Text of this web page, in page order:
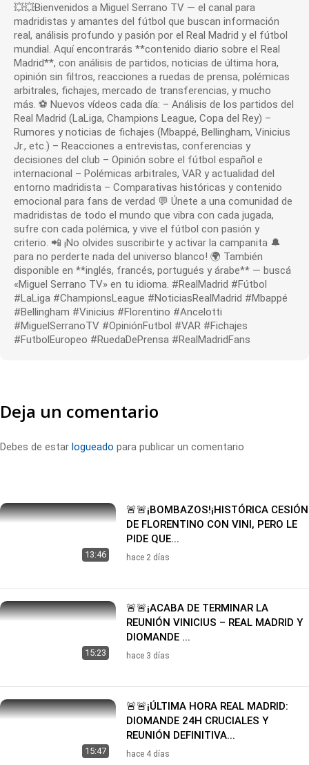
💥💥Bienvenidos a Miguel Serrano TV — el canal para
madridistas y amantes del fútbol que buscan información
real, análisis profundo y pasión por el Real Madrid y el fútbol
mundial. Aquí encontrarás **contenido diario sobre el Real
Madrid**, con análisis de partidos, noticias de última hora,
opinión sin filtros, reacciones a ruedas de prensa, polémicas
arbitrales, fichajes, mercado de transferencias, y mucho
más. ⚽ Nuevos vídeos cada día: – Análisis de los partidos del
Real Madrid (LaLiga, Champions League, Copa del Rey) –
Rumores y noticias de fichajes (Mbappé, Bellingham, Vinicius
Jr., etc.) – Reacciones a entrevistas, conferencias y
decisiones del club – Opinión sobre el fútbol español e
internacional – Polémicas arbitrales, VAR y actualidad del
entorno madridista – Comparativas históricas y contenido
emocional para fans de verdad 💬 Únete a una comunidad de
madridistas de todo el mundo que vibra con cada jugada,
sufre con cada polémica, y vive el fútbol con pasión y
criterio. 📲 ¡No olvides suscribirte y activar la campanita 🔔
para no perderte nada del universo blanco! 🌍 También
disponible en **inglés, francés, portugués y árabe** — buscá
«Miguel Serrano TV» en tu idioma. #RealMadrid #Fútbol
#LaLiga #ChampionsLeague #NoticiasRealMadrid #Mbappé
#Bellingham #Vinicius #Florentino #Ancelotti
#MiguelSerranoTV #OpiniónFutbol #VAR #Fichajes
#FutbolEuropeo #RuedaDePrensa #RealMadridFans
Deja un comentario
Debes de estar logueado para publicar un comentario
13:46
🚨🚨¡BOMBAZOS!¡HISTÓRICA CESIÓN
DE FLORENTINO CON VINI, PERO LE
PIDE QUE...
hace 2 días
15:23
🚨🚨¡ACABA DE TERMINAR LA
REUNIÓN VINICIUS – REAL MADRID Y
DIOMANDE ...
hace 3 días
15:47
🚨🚨¡ÚLTIMA HORA REAL MADRID:
DIOMANDE 24H CRUCIALES Y
REUNIÓN DEFINITIVA...
hace 4 días